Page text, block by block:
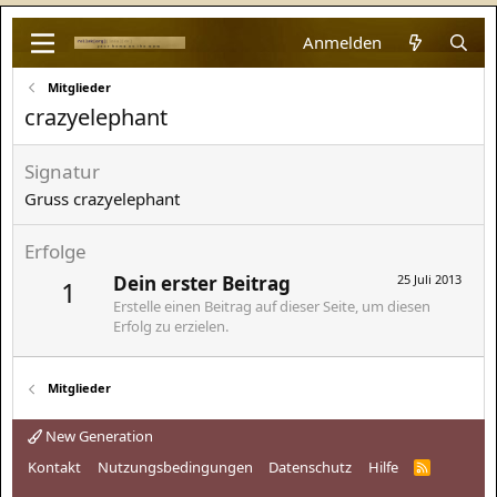
Anmelden
Mitglieder
crazyelephant
Signatur
Gruss crazyelephant
Erfolge
1 25 Juli 2013
Dein erster Beitrag
Erstelle einen Beitrag auf dieser Seite, um diesen
Erfolg zu erzielen.
Mitglieder
New Generation
Kontakt
Nutzungsbedingungen Datenschutz Hilfe
R